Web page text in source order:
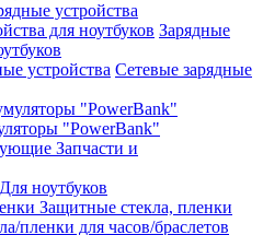
устройства
Зарядные
Сетевые зарядные
"PowerBank"
Запчасти и
Для ноутбуков
Защитные стекла, пленки